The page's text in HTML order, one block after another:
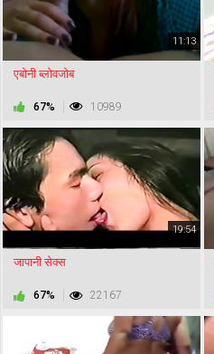
11:13
एबोनी ब्लोवजोब
67% 10989
19:54
जापानी सेक्स
67% 22167